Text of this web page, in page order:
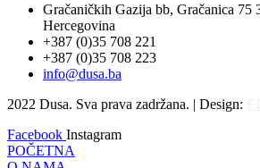
Gračaničkih Gazija bb, Gračanica 75
Hercegovina
+387 (0)35 708 221
+387 (0)35 708 223
info@dusa.ba
2022 Dusa. Sva prava zadržana. | Design:
Facebook Instagram
POČETNA